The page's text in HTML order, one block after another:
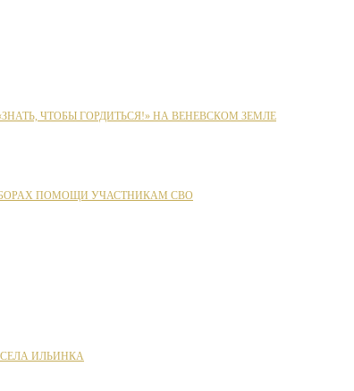
ЧТОБЫ ГОРДИТЬСЯ!» НА ВЕНЕВСКОМ ЗЕМЛЕ
ПОМОЩИ УЧАСТНИКАМ СВО
ИЛЬИНКА